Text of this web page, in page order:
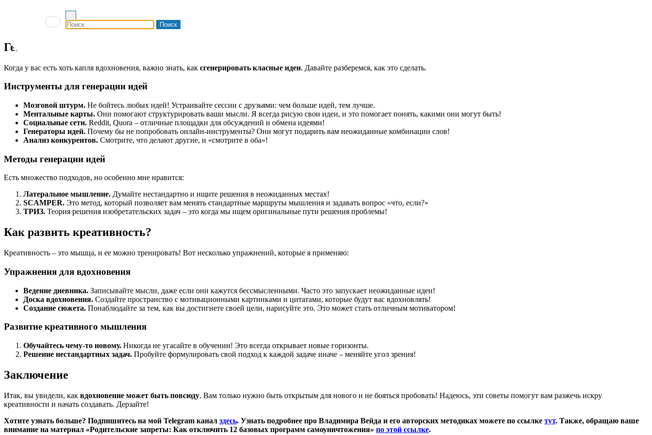
Состязания.Участвуйте в конкурсах! Это может быть не только полезно, но и весело. Я, например, каждый год стараюсь прикоснуться к новому творческому вызову.
Изменения в окружающей среде.
Работы других людей.Ничто не вдохновляет так, как успехи ваших коллег. Посмотрите на их шедевры и подумайте: «А как я мог бы это улучшить?»
Генерация идей
Когда у вас есть хоть капля вдохновения, важно знать, как сгенерировать класные идеи. Давайте разберемся, как это сделать.
Инструменты для генерации идей
Мозговой штурм. Не бойтесь любых идей! Устраивайте сессии с друзьями: чем больше идей, тем лучше.
Ментальные карты. Они помогают структурировать ваши мысли. Я всегда рисую свои идеи, и это помогает понять, какими они могут быть!
Социальные сети. Reddit, Quora – отличные площадки для обсуждений и обмена идеями!
Генераторы идей. Почему бы не попробовать онлайн-инструменты? Они могут подарить вам неожиданные комбинации слов!
Анализ конкурентов. Смотрите, что делают другие, и «смотрите в оба»!
Методы генерации идей
Есть множество подходов, но особенно мне нравится:
Латеральное мышление. Думайте нестандартно и ищите решения в неожиданных местах!
SCAMPER. Это метод, который позволяет вам менять стандартные маршруты мышления и задавать вопрос «что, если?»
ТРИЗ. Теория решения изобретательских задач – это когда мы ищем оригинальные пути решения проблемы!
Как развить креативность?
Креативность – это мышца, и ее можно тренировать! Вот несколько упражнений, которые я применяю:
Упражнения для вдохновения
Ведение дневника. Записывайте мысли, даже если они кажутся бессмысленными. Часто это запускает неожиданные идеи!
Доска вдохновения. Создайте пространство с мотивационными картинками и цитатами, которые будут вас вдохновлять!
Создание сюжета. Понаблюдайте за тем, как вы достигнете своей цели, нарисуйте это. Это может стать отличным мотиватором!
Развитие креативного мышления
Обучайтесь чему-то новому. Никогда не угасайте в обучении! Это всегда открывает новые горизонты.
Решение нестандартных задач. Пробуйте формулировать свой подход к каждой задаче иначе – меняйте угол зрения!
Заключение
Итак, вы увидели, как вдохновение может быть повсюду. Вам только нужно быть открытым для нового и не бояться пробовать! Надеюсь, эти советы помогут вам разжечь искру
креативности и начать создавать. Дерзайте!
Хотите узнать больше? Подпишитесь на мой Telegram канал здесь. Узнать подробнее про Владимира Вейда и его авторских методиках можете по ссылке тут. Также, обращаю ваше
внимание на материал «Родительские запреты: Как отключить 12 базовых программ самоуничтожения» по этой ссылке.